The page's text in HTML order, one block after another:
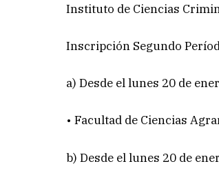
Instituto de Ciencias
Inscripción Segundo
a) Desde el lunes 20 de
• Facultad de Ciencias
b) Desde el lunes 20 de